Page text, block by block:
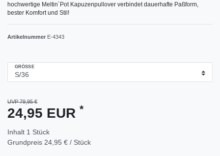
hochwertige Meltin´Pot Kapuzenpullover verbindet dauerhafte Paßform,
bester Komfort und Stil!
Artikelnummer E-4343
GRÖSSE
UVP 79,95 €
24,95 EUR *
Inhalt 1 Stück
Grundpreis 24,95 € / Stück